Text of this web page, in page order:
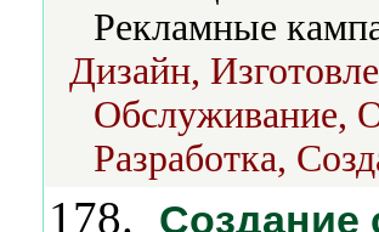
Рекламные
Дизайн,
Обслуживание,
Разработка,
178. Создание